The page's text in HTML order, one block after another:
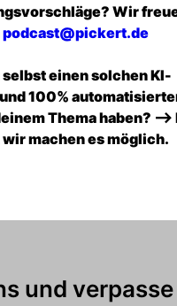
Wir
podcast@pickert.de
einen solchen KI-
100%
Thema haben? --
machen es möglich.
und